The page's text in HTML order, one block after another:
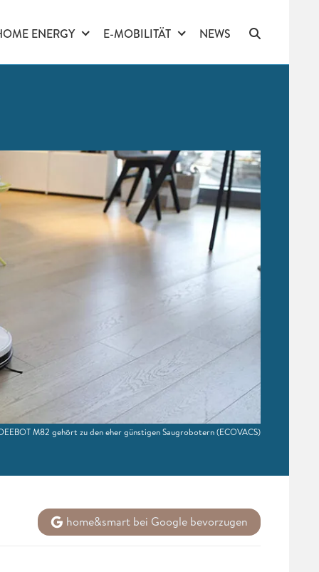
ENERGY E-MOBILITÄT NEWS
M82 gehört zu den eher günstigen Saugrobotern(ECOVACS)
home&smart bei Google bevorzugen